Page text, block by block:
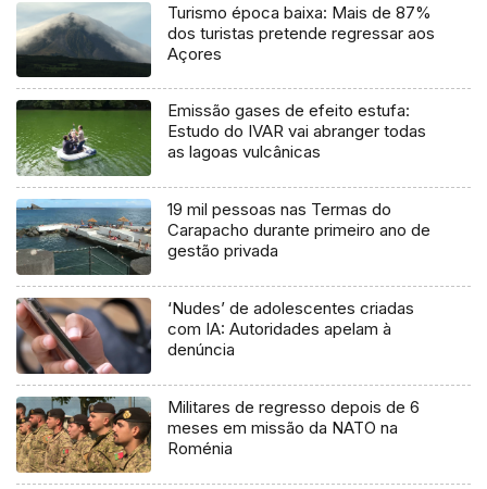
Turismo época baixa: Mais de 87%
dos turistas pretende regressar aos
Açores
Emissão gases de efeito estufa:
Estudo do IVAR vai abranger todas
as lagoas vulcânicas
19 mil pessoas nas Termas do
Carapacho durante primeiro ano de
gestão privada
‘Nudes’ de adolescentes criadas
com IA: Autoridades apelam à
denúncia
Militares de regresso depois de 6
meses em missão da NATO na
Roménia